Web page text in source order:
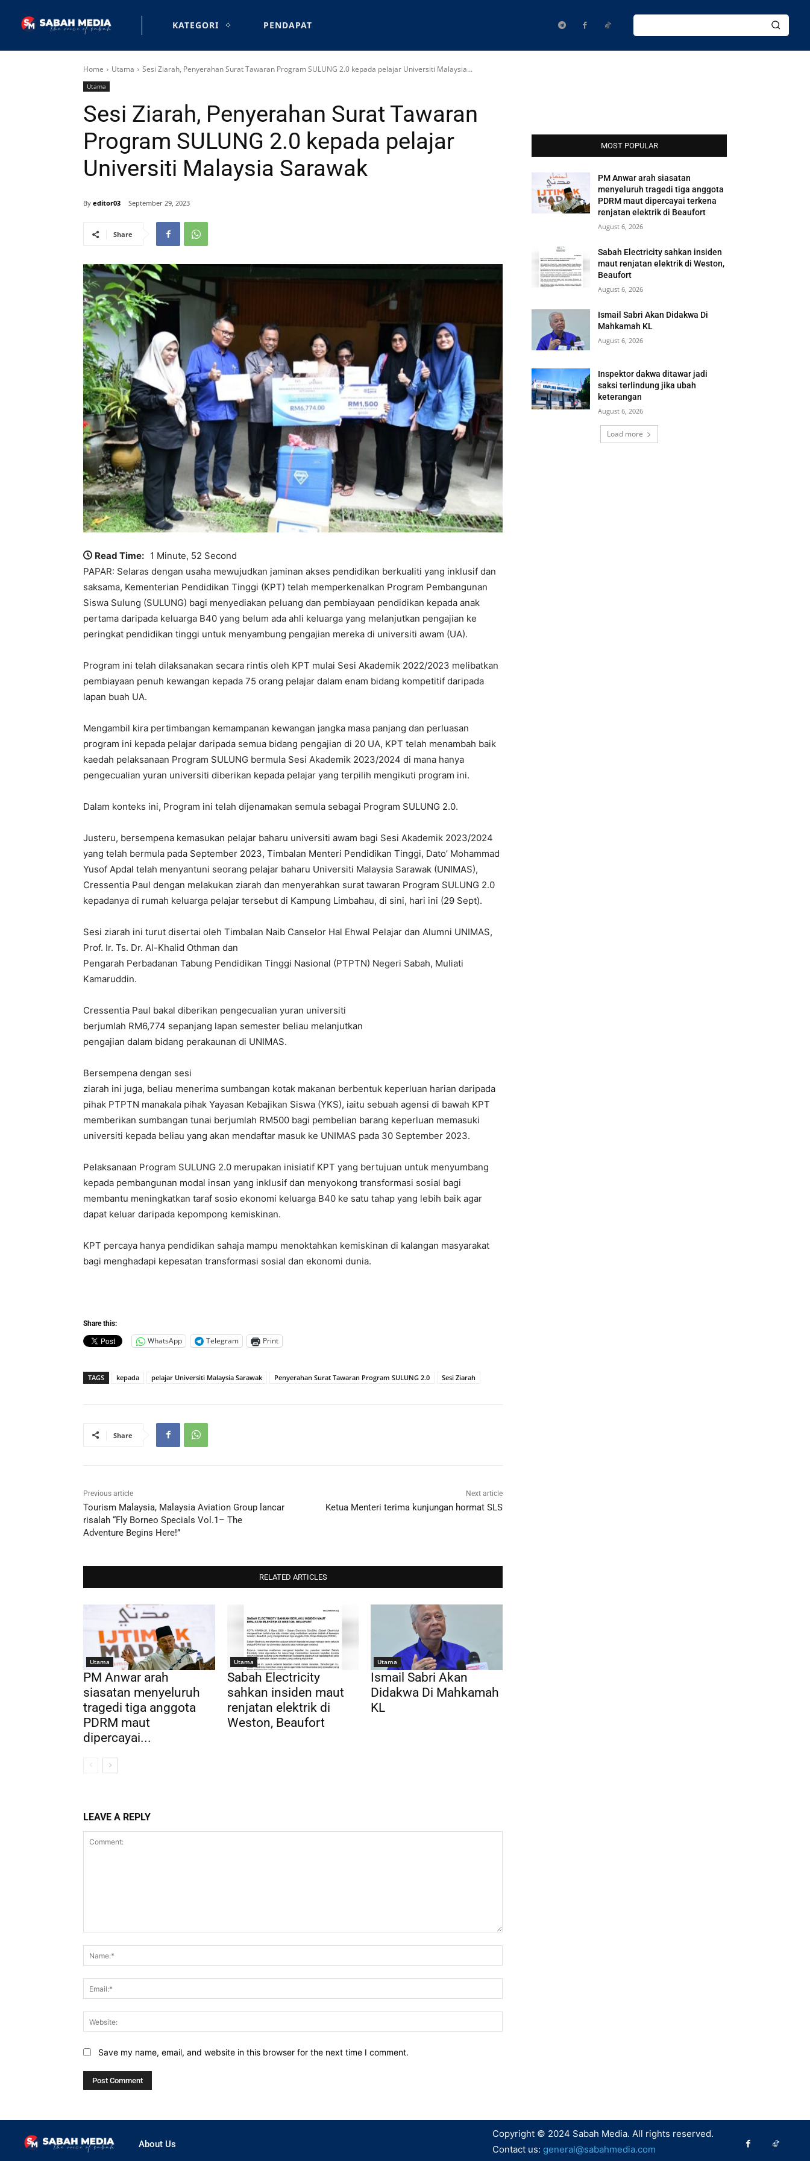
KATEGORI PENDAPAT
Home Utama Sesi Ziarah, Penyerahan Surat Tawaran Program SULUNG 2.0 kepada pelajar Universiti Malaysia...
Utama
Sesi Ziarah, Penyerahan Surat Tawaran
Program SULUNG 2.0 kepada pelajar
Universiti Malaysia Sarawak
By editor03 September 29, 2023
Share
Read Time: 1 Minute, 52 Second
PAPAR: Selaras dengan usaha mewujudkan jaminan akses pendidikan berkualiti yang inklusif dan
saksama, Kementerian Pendidikan Tinggi (KPT) telah memperkenalkan Program Pembangunan
Siswa Sulung (SULUNG) bagi menyediakan peluang dan pembiayaan pendidikan kepada anak
pertama daripada keluarga B40 yang belum ada ahli keluarga yang melanjutkan pengajian ke
peringkat pendidikan tinggi untuk menyambung pengajian mereka di universiti awam (UA).
Program ini telah dilaksanakan secara rintis oleh KPT mulai Sesi Akademik 2022/2023 melibatkan
pembiayaan penuh kewangan kepada 75 orang pelajar dalam enam bidang kompetitif daripada
lapan buah UA.
Mengambil kira pertimbangan kemampanan kewangan jangka masa panjang dan perluasan
program ini kepada pelajar daripada semua bidang pengajian di 20 UA, KPT telah menambah baik
kaedah pelaksanaan Program SULUNG bermula Sesi Akademik 2023/2024 di mana hanya
pengecualian yuran universiti diberikan kepada pelajar yang terpilih mengikuti program ini.
Dalam konteks ini, Program ini telah dijenamakan semula sebagai Program SULUNG 2.0.
Justeru, bersempena kemasukan pelajar baharu universiti awam bagi Sesi Akademik 2023/2024
yang telah bermula pada September 2023, Timbalan Menteri Pendidikan Tinggi, Dato’ Mohammad
Yusof Apdal telah menyantuni seorang pelajar baharu Universiti Malaysia Sarawak (UNIMAS),
Cressentia Paul dengan melakukan ziarah dan menyerahkan surat tawaran Program SULUNG 2.0
kepadanya di rumah keluarga pelajar tersebut di Kampung Limbahau, di sini, hari ini (29 Sept).
Sesi ziarah ini turut disertai oleh Timbalan Naib Canselor Hal Ehwal Pelajar dan Alumni UNIMAS,
Prof. Ir. Ts. Dr. Al-Khalid Othman dan
Pengarah Perbadanan Tabung Pendidikan Tinggi Nasional (PTPTN) Negeri Sabah, Muliati
Kamaruddin.
Cressentia Paul bakal diberikan pengecualian yuran universiti
berjumlah RM6,774 sepanjang lapan semester beliau melanjutkan
pengajian dalam bidang perakaunan di UNIMAS.
Bersempena dengan sesi
ziarah ini juga, beliau menerima sumbangan kotak makanan berbentuk keperluan harian daripada
pihak PTPTN manakala pihak Yayasan Kebajikan Siswa (YKS), iaitu sebuah agensi di bawah KPT
memberikan sumbangan tunai berjumlah RM500 bagi pembelian barang keperluan memasuki
universiti kepada beliau yang akan mendaftar masuk ke UNIMAS pada 30 September 2023.
Pelaksanaan Program SULUNG 2.0 merupakan inisiatif KPT yang bertujuan untuk menyumbang
kepada pembangunan modal insan yang inklusif dan menyokong transformasi sosial bagi
membantu meningkatkan taraf sosio ekonomi keluarga B40 ke satu tahap yang lebih baik agar
dapat keluar daripada kepompong kemiskinan.
KPT percaya hanya pendidikan sahaja mampu menoktahkan kemiskinan di kalangan masyarakat
bagi menghadapi kepesatan transformasi sosial dan ekonomi dunia.
Share this:
WhatsApp Telegram Print
TAGS kepada pelajar Universiti Malaysia Sarawak Penyerahan Surat Tawaran Program SULUNG 2.0 Sesi Ziarah
Share
Previous article
Tourism Malaysia, Malaysia Aviation Group lancar
risalah “Fly Borneo Specials Vol.1– The
Adventure Begins Here!”
Next article
Ketua Menteri terima kunjungan hormat SLS
RELATED ARTICLES
Utama
PM Anwar arah
siasatan menyeluruh
tragedi tiga anggota
PDRM maut
dipercayai...
Utama
Sabah Electricity
sahkan insiden maut
renjatan elektrik di
Weston, Beaufort
Utama
Ismail Sabri Akan
Didakwa Di Mahkamah
KL
LEAVE A REPLY
Save my name, email, and website in this browser for the next time I comment.
MOST POPULAR
PM Anwar arah siasatan
menyeluruh tragedi tiga anggota
PDRM maut dipercayai terkena
renjatan elektrik di Beaufort
August 6, 2026
Sabah Electricity sahkan insiden
maut renjatan elektrik di Weston,
Beaufort
August 6, 2026
Ismail Sabri Akan Didakwa Di
Mahkamah KL
August 6, 2026
Inspektor dakwa ditawar jadi
saksi terlindung jika ubah
keterangan
August 6, 2026
Load more
About Us
Copyright © 2024 Sabah Media. All rights reserved.
Contact us: general@sabahmedia.com